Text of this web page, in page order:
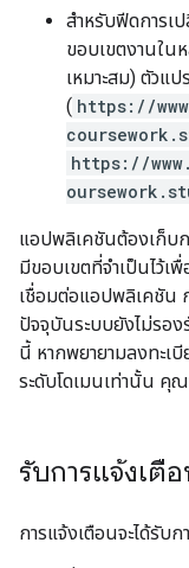
สำหรับฟีดการเ
ขอบเขตงานใน
เหมาะสม) ตัวแ
( https://
https://
แอปพลิเคชันต้องเก็บ
มีขอบเขตที่จำเป็นไว้เ
เชื่อมต่อแอปพลิเคชัน
ปัจจุบันระบบยังไม่รอ
นี้ หากพยายามลงทะเ
ระดับโดเมนเท่านั้น คุ
รับการแจ้งเตื
การแจ้งเตือนจะได้รับ